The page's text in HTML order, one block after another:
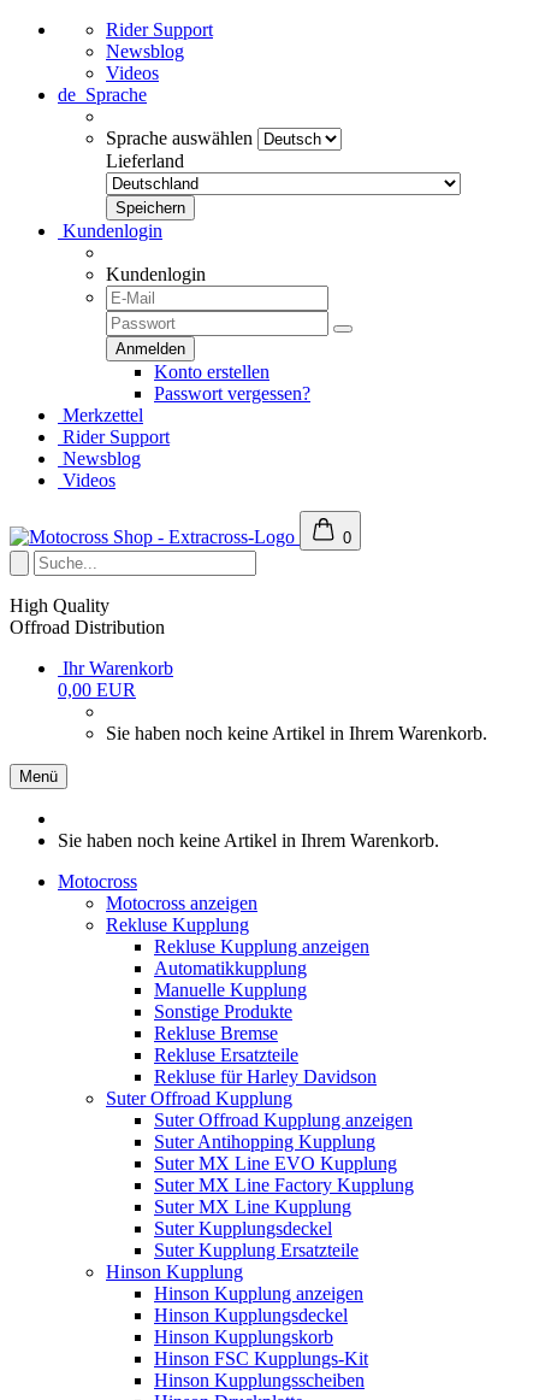
Rider Support
Newsblog
Videos
de Sprache
Sprache auswählen
Lieferland
Kundenlogin
Kundenlogin
Konto erstellen
Passwort vergessen?
Merkzettel
Rider Support
Newsblog
Videos
0
High Quality
Offroad Distribution
Ihr Warenkorb
0,00 EUR
Sie haben noch keine Artikel in Ihrem Warenkorb.
Menü
Sie haben noch keine Artikel in Ihrem Warenkorb.
Motocross
Motocross anzeigen
Rekluse Kupplung
Rekluse Kupplung anzeigen
Automatikkupplung
Manuelle Kupplung
Sonstige Produkte
Rekluse Bremse
Rekluse Ersatzteile
Rekluse für Harley Davidson
Suter Offroad Kupplung
Suter Offroad Kupplung anzeigen
Suter Antihopping Kupplung
Suter MX Line EVO Kupplung
Suter MX Line Factory Kupplung
Suter MX Line Kupplung
Suter Kupplungsdeckel
Suter Kupplung Ersatzteile
Hinson Kupplung
Hinson Kupplung anzeigen
Hinson Kupplungsdeckel
Hinson Kupplungskorb
Hinson FSC Kupplungs-Kit
Hinson Kupplungsscheiben